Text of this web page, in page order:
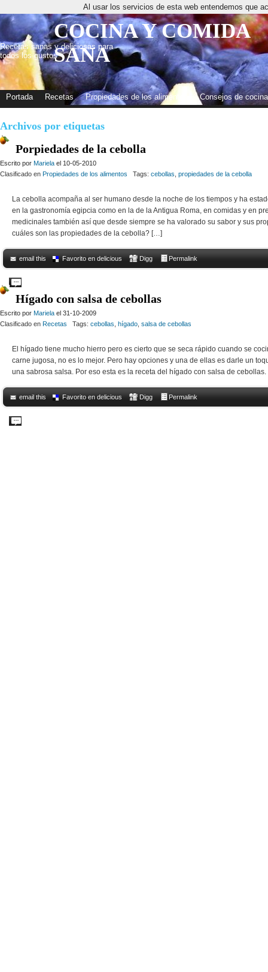
COCINA Y COMIDA
SANA
Recetas sanas y deliciosas para
todos los gustos
Portada Recetas Propiedades de los alimentos Consejos de cocina
Archivos por etiquetas
Porpiedades de la cebolla
Escrito por Mariela el 10-05-2010
Clasificado en Propiedades de los alimentos Tags: cebollas propiedades de la cebolla
La cebolla acompaña al ser humano desde la noche de los tiempos y ha
en la gastronomía egipcia como en la de la Antigua Roma, en comidas y en
medicinales también así que desde siempre se ha valorado su sabor y sus
cuáles son las propiedades de la cebolla? […]
email this Favorito en delicious Digg Permalink
Hígado con salsa de cebollas
Escrito por Mariela el 31-10-2009
Clasificado en Recetas Tags: cebollas hígado salsa de cebollas
El hígado tiene mucho hierro pero es cierto que se seca rápido cuando se
carne jugosa, no es lo mejor. Pero hay opciones y una de ellas es darle un
una sabrosa salsa. Por eso esta es la receta del hígado con salsa de
email this Favorito en delicious Digg Permalink
Al usar los servicios de esta web entendemos que